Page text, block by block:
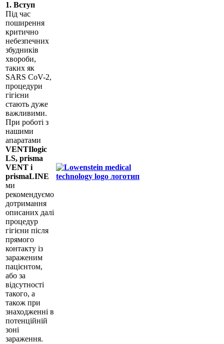
1. Вступ
Під час
поширення
критично
небезпечних
збудників
хвороби,
таких як
SARS CoV-2,
процедури
гігієни
стають дуже
важливими.
При роботі з
нашими
апаратами
VENTIlogic
LS, prisma
VENT і
prismaLINE
ми
рекомендуємо
дотримання
описаних далі
процедур
гігієни після
прямого
контакту із
зараженим
пацієнтом,
або за
відсутності
такого, а
також при
знаходженні в
потенційній
зоні
зараження.